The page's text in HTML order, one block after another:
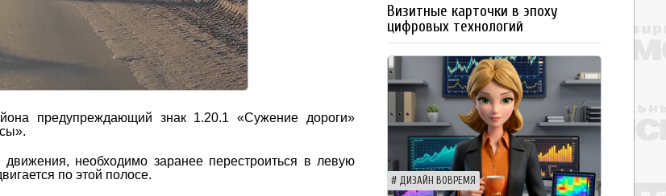
предупреждающий знак 1.20.1 «Сужение дороги»
необходимо заранее перестроиться в левую
по этой полосе.
Визитные карточки в эпоху
цифровых технологий
ДИЗАЙН ВОВРЕМЯ